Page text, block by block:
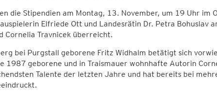
die Stipendien am Montag, 13. November, um 19 Uhr im
Elfriede Ott und Landesrätin Dr. Petra Bohuslav
Cornelia Travnicek überreicht.
bei Purgstall geborene Fritz Widhalm betätigt sich
1987 geborene und in Traismauer wohnhafte Autorin
Talente der letzten Jahre und hat bereits bei